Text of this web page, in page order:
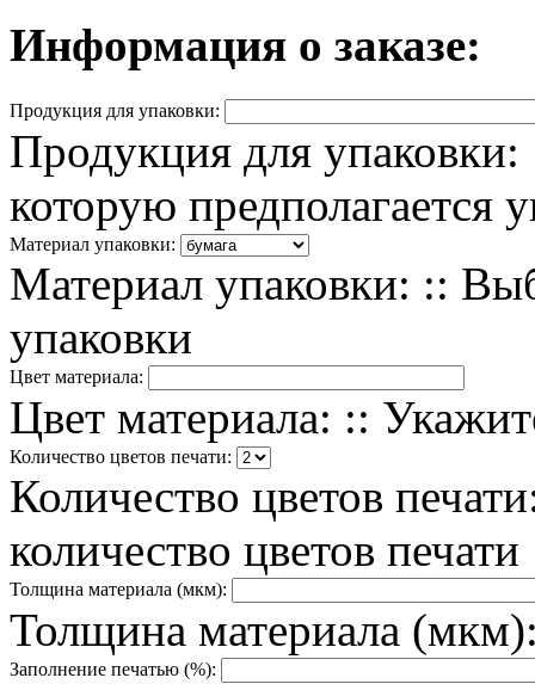
Информация о заказе:
Продукция для упаковки:
Продукция для
которую предполагается
Материал упаковки:
Материал упаковки: ::
упаковки
Цвет материала:
Цвет материала: ::
Количество цветов печати:
Количество цветов
количество цветов печати
Толщина материала (мкм):
Толщина материала
Заполнение печатью (%):